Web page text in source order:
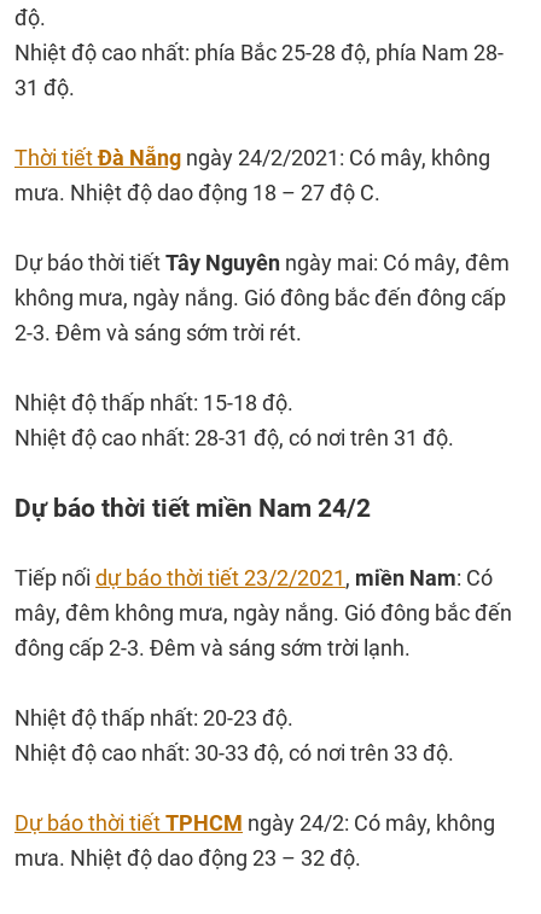
độ.
Nhiệt độ cao nhất: phía Bắc 25-28 độ, phía Nam 28-
31 độ.
Thời tiếtĐà Nẵng ngày 24/2/2021: Có mây, không
mưa. Nhiệt độ dao động 18 – 27 độ C.
Dự báo thời tiếtTây Nguyên ngày mai: Có mây, đêm
không mưa, ngày nắng. Gió đông bắc đến đông cấp
2-3. Đêm và sáng sớm trời rét.
Nhiệt độ thấp nhất: 15-18 độ.
Nhiệt độ cao nhất: 28-31 độ, có nơi trên 31 độ.
Dự báo thời tiết miền Nam 24/2
Tiếp nối dự báo thời tiết 23/2/2021, miền Nam: Có
mây, đêm không mưa, ngày nắng. Gió đông bắc đến
đông cấp 2-3. Đêm và sáng sớm trời lạnh.
Nhiệt độ thấp nhất: 20-23 độ.
Nhiệt độ cao nhất: 30-33 độ, có nơi trên 33 độ.
Dự báo thời tiếtTPHCM ngày 24/2: Có mây, không
mưa. Nhiệt độ dao động 23 – 32 độ.